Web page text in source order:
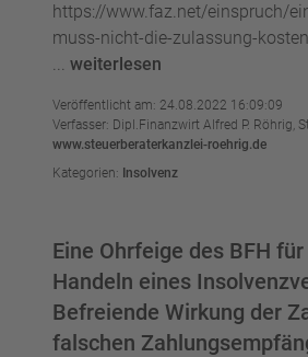
https://www.faz.net/einspruch/
muss-nicht-die-zulassung-
... weiterlesen
Veröffentlicht am: 24.08.2022 16:09:09
Verfasser: Dipl.Finanzwirt Alfred P. Röhrig,
www.steuerberaterkanzlei-roehrig.de
Kategorien: Insolvenz
Eine Ohrfeige des BFH
Handeln eines
Befreiende Wirkung der
falschen